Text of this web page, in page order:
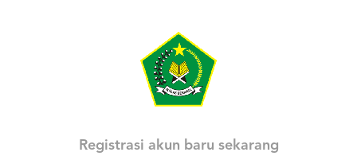
Registrasi akun baru sekarang